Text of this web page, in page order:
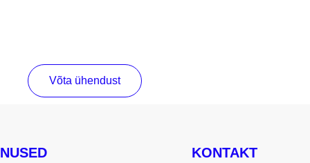
Võta ühendust
KONTAKT